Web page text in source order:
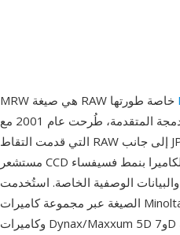
المدمجة المتقدمة، طُرحت عام 2001 مع DiMAGE 7 — واحدة من أولى الكاميرات الرقمية الاستهلاكية
التي قدمت التقاط RAW إلى جانب JPEG. تلتقط ملفات MRW القراءة غير المعالجة بعمق 12 بت من
مستشعر CCD في الكاميرا بنمط فسيفساء Bayer الأصلي، وتخزن البيانات في صيغة حاوية مع سلسلة
والبيانات الوصفية الخاصة. استُخدمت
الصيغة عبر مجموعة كاميرات Minolta الرقمية بما في ذلك المدمجات المتقدمة من سلسلة DiMAGE A
وكاميرات Dynax/Maxxum 5D و7D الرقمية SLR — وكانت الأخيرة أول كاميرات DSLR مزودة بتثبيت